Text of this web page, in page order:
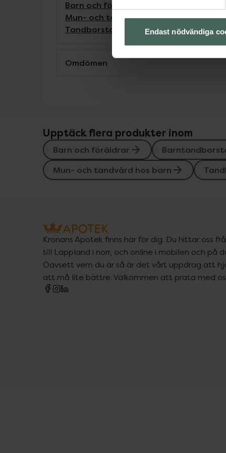
Endast nödvändiga
Barn och föräldrar
Mun- och tandvård hos barnMun- och
Tandborstar
Omdömen
Upptäck flera produkter inom
Barn och föräldrar
Mun- och tandvård hos barn
Kronans Apotek finns här för dig. Du hittar oss
till Lappland i norr, och online i mobilen och på
Oavsett vem du är så är det vårt uppdrag att
att må lite bättre. Välkommen att prata med